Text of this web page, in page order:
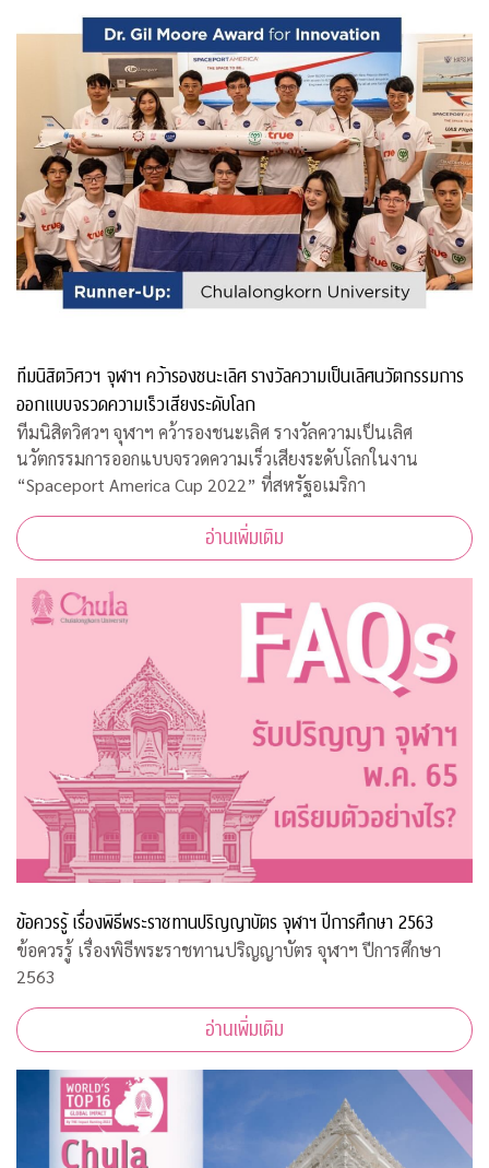
ทีมนิสิตวิศวฯ จุฬาฯ คว้ารองชนะเลิศ รางวัลความเป็นเลิศนวัตกรรมการ
ออกแบบจรวดความเร็วเสียงระดับโลก
ทีมนิสิตวิศวฯ จุฬาฯ คว้ารองชนะเลิศ รางวัลความเป็นเลิศ
นวัตกรรมการออกแบบจรวดความเร็วเสียงระดับโลกในงาน
“Spaceport America Cup 2022” ที่สหรัฐอเมริกา
อ่านเพิ่มเติม
ข้อควรรู้ เรื่องพิธีพระราชทานปริญญาบัตร จุฬาฯ ปีการศึกษา 2563
ข้อควรรู้ เรื่องพิธีพระราชทานปริญญาบัตร จุฬาฯ ปีการศึกษา
2563
อ่านเพิ่มเติม